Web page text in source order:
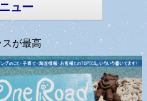
ュー
が最高